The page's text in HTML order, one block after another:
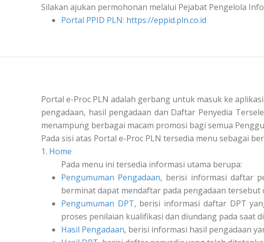
Silakan ajukan permohonan melalui Pejabat Pengelola
Portal PPID PLN: https://eppid.pln.co.id
Portal e-Proc PLN adalah gerbang untuk masuk ke
pengadaan, hasil pengadaan dan Daftar Penyedia
menampung berbagai macam promosi bagi semua
Pada sisi atas Portal e-Proc PLN tersedia menu sebagai
1. Home
Pada menu ini tersedia informasi utama berupa:
Pengumuman Pengadaan, berisi informasi daftar
berminat dapat mendaftar pada pengadaan
Pengumuman DPT, berisi informasi daftar DPT
proses penilaian kualifikasi dan diundang pada saat
Hasil Pengadaan, berisi informasi hasil pengadaan